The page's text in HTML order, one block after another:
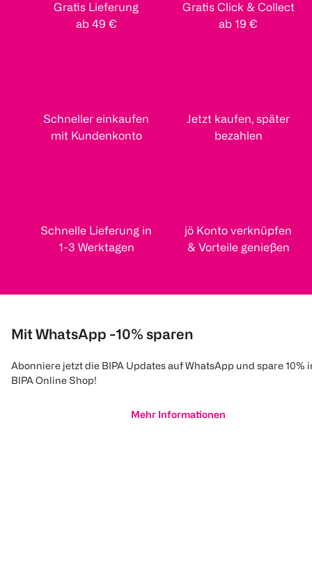
Gratis Lieferung
ab 49 €
Gratis Click & Collect
ab 19 €
Schneller einkaufen
mit Kundenkonto
Jetzt kaufen, später
bezahlen
Schnelle Lieferung in
1-3 Werktagen
jö Konto verknüpfen
& Vorteile genießen
Mit WhatsApp -10% sparen
Abonniere jetzt die BIPA Updates auf WhatsApp und spare 10%
BIPA Online Shop!
Mehr Informationen